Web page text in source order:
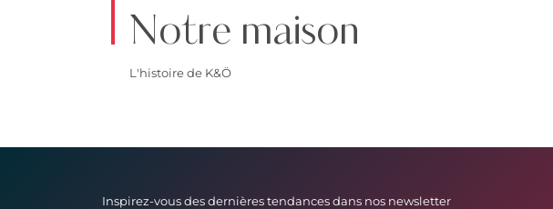
Notre maison
L'histoire de K&Ö
Inspirez-vous des dernières tendances dans nos newsletter